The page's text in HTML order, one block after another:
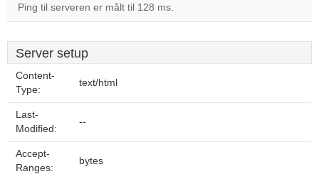
Ping til serveren er målt til 128 ms.
Server setup
Content-
Type:
text/html
Last-
Modified:
--
Accept-
Ranges:
bytes